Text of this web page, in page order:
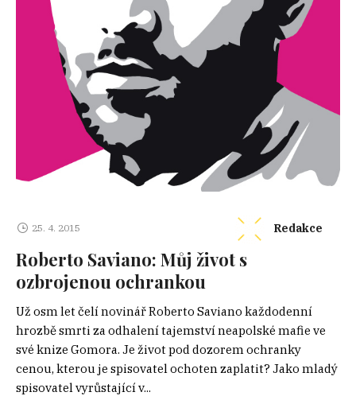
25. 4. 2015 Redakce
Roberto Saviano: Můj život s
ozbrojenou ochrankou
Už osm let čelí novinář Roberto Saviano každodenní
hrozbě smrti za odhalení tajemství neapolské mafie ve
své knize Gomora. Je život pod dozorem ochranky
cenou, kterou je spisovatel ochoten zaplatit? Jako mladý
spisovatel vyrůstající v...